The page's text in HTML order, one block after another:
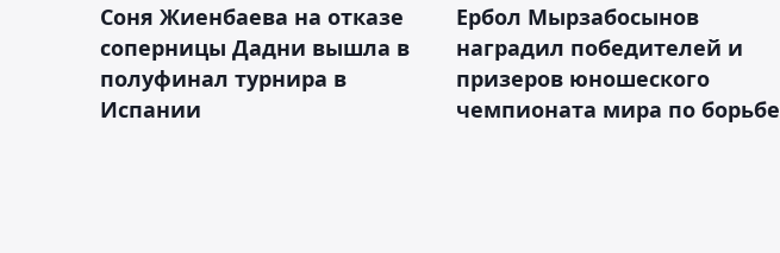
Соня Жиенбаева на отказе
соперницы Дадни вышла в
полуфинал турнира в
Испании
Ербол Мырзабосынов
наградил победителей и
призеров юношеского
чемпионата мира по борьбе